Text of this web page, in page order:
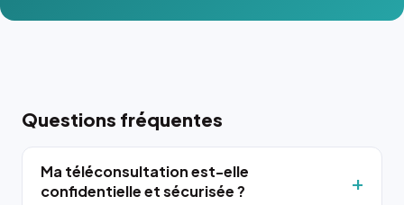
Questions fréquentes
Ma téléconsultation est-elle
confidentielle et sécurisée ?